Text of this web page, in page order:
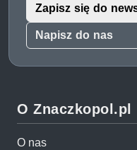
Napisz do nas
Zapisz się do
O Znaczkopol.pl
O nas